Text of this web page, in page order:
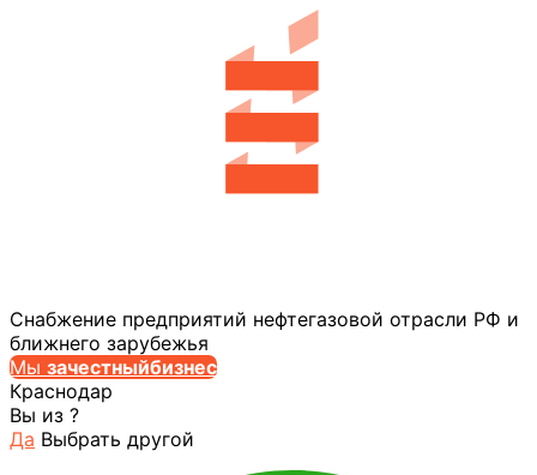
Снабжение предприятий нефтегазовой отрасли РФ и
ближнего зарубежья
Мы зачестныйбизнес
Краснодар
Вы из ?
Да Выбрать другой